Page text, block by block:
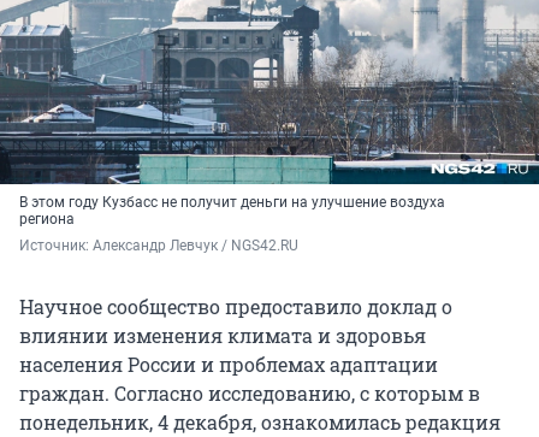
В этом году Кузбасс не получит деньги на улучшение воздуха
региона
Источник: Александр Левчук / NGS42.RU
Научное сообщество предоставило доклад о
влиянии изменения климата и здоровья
населения России и проблемах адаптации
граждан. Согласно исследованию, с которым в
понедельник, 4 декабря, ознакомилась редакция